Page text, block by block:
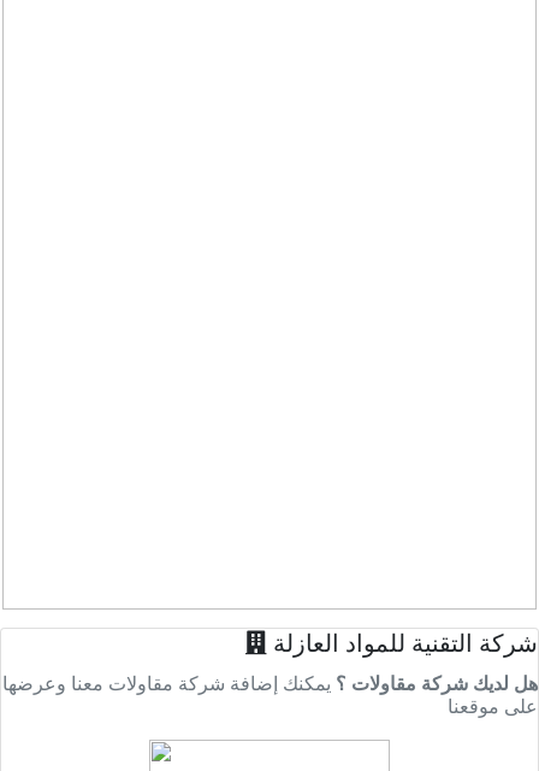
شركة التقنية للمواد العازلة
هل لديك شركة مقاولات ؟ يمكنك إضافة شركة مقاولات معنا وعرضها
على موقعنا